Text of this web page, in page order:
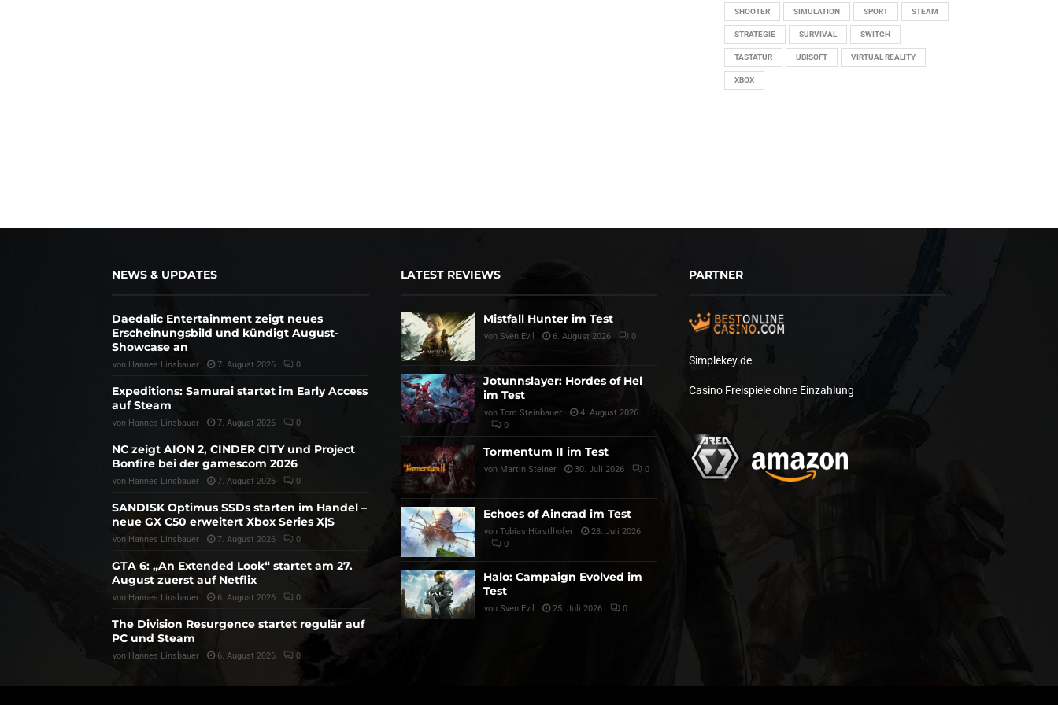
SHOOTER SIMULATION SPORT STEAM
STRATEGIE SURVIVAL SWITCH
TASTATUR UBISOFT VIRTUAL REALITY
XBOX
NEWS & UPDATES
Daedalic Entertainment zeigt neues
Erscheinungsbild und kündigt August-
Showcase an
von Hannes Linsbauer 7. August 2026 0
Expeditions: Samurai startet im Early Access
auf Steam
von Hannes Linsbauer 7. August 2026 0
NC zeigt AION 2, CINDER CITY und Project
Bonfire bei der gamescom 2026
von Hannes Linsbauer 7. August 2026 0
SANDISK Optimus SSDs starten im Handel –
neue GX C50 erweitert Xbox Series X|S
von Hannes Linsbauer 7. August 2026 0
GTA 6: „An Extended Look“ startet am 27.
August zuerst auf Netflix
von Hannes Linsbauer 6. August 2026 0
The Division Resurgence startet regulär auf
PC und Steam
von Hannes Linsbauer 6. August 2026 0
LATEST REVIEWS
Mistfall Hunter im Test
von Sven Evil 6. August 2026 0
Jotunnslayer: Hordes of Hel
im Test
von Tom Steinbauer
4. August 2026
0
Tormentum II im Test
von Martin Steiner 30. Juli 2026 0
Echoes of Aincrad im Test
von Tobias Hörstlhofer
28. Juli 2026
0
Halo: Campaign Evolved im
Test
von Sven Evil 25. Juli 2026 0
PARTNER
Simplekey.de
Casino Freispiele ohne Einzahlung